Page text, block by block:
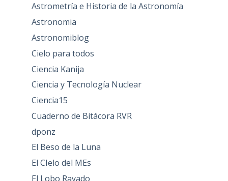
Astrometría e Historia de la Astronomía
Astronomia
Astronomiblog
Cielo para todos
Ciencia Kanija
Ciencia y Tecnología Nuclear
Ciencia15
Cuaderno de Bitácora RVR
dponz
El Beso de la Luna
El CIelo del MEs
El Lobo Rayado